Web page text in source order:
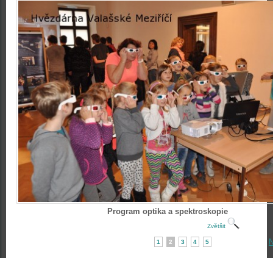
Program optika a spektroskopie
Zvětšit
1 2 3 4 5